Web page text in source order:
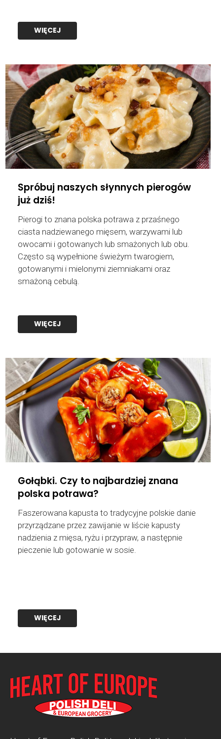
Spróbuj naszych słynnych pierogów
już dziś!
Pierogi to znana polska potrawa z przaśnego
ciasta nadziewanego mięsem, warzywami lub
owocami i gotowanych lub smażonych lub obu.
Często są wypełnione świeżym twarogiem,
gotowanymi i mielonymi ziemniakami oraz
smażoną cebulą.
Gołąbki. Czy to najbardziej znana
polska potrawa?
Faszerowana kapusta to tradycyjne polskie danie
przyrządzane przez zawijanie w liście kapusty
nadzienia z mięsa, ryżu i przypraw, a następnie
pieczenie lub gotowanie w sosie.